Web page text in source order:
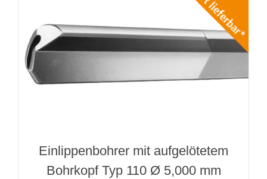
Einlippenbohrer mit aufgelötetem
Bohrkopf Typ 110 Ø 5,000 mm